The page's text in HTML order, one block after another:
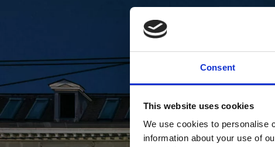
Consent
This website uses cookies
We use cookies to personalise
information about your use of